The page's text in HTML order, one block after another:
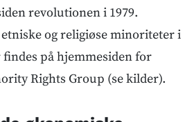
revolutionen i 1979.
og religiøse minoriteter i
på hjemmesiden for
Rights Group (se kilder).